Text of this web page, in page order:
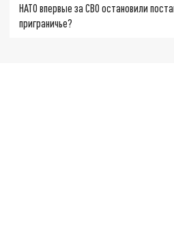
НАТО впервые за СВО остановили
приграничье?